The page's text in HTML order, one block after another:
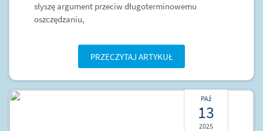
słyszę argument przeciw długoterminowemu
oszczędzaniu,
PRZECZYTAJ ARTYKUŁ
PAź
13
2025